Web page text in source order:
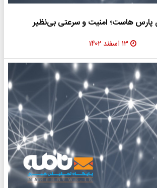
پارس هاست؛ امنیت و سرعتی بی‌نظیر
۱۳ اسفند ۱۴۰۲